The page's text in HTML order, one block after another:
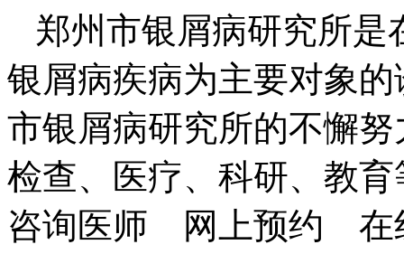
郑州市银屑病研究所是
银屑病疾病为主要对象
市银屑病研究所的不懈
检查、医疗、科研、教育
咨询医师
网上预约
在